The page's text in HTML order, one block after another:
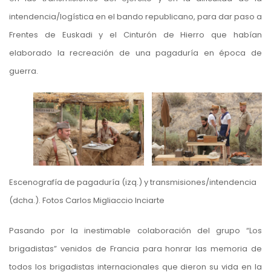
intendencia/logística en el bando republicano, para dar paso a
Frentes de Euskadi y el Cinturón de Hierro que habían
elaborado la recreación de una pagaduría en época de
guerra.
Escenografía de pagaduría (izq.) y transmisiones/intendencia
(dcha.). Fotos Carlos Migliaccio Inciarte
Pasando por la inestimable colaboración del grupo “Los
brigadistas” venidos de Francia para honrar las memoria de
todos los brigadistas internacionales que dieron su vida en la